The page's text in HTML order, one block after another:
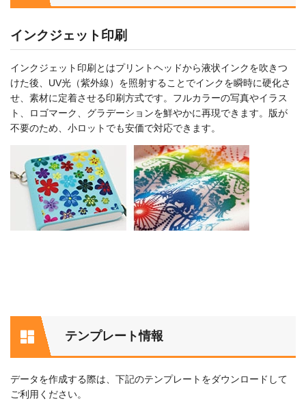
インクジェット印刷
インクジェット印刷とはプリントヘッドから液状インクを吹きつ
けた後、UV光（紫外線）を照射することでインクを瞬時に硬化さ
せ、素材に定着させる印刷方式です。フルカラーの写真やイラス
ト、ロゴマーク、グラデーションを鮮やかに再現できます。版が
不要のため、小ロットでも安価で対応できます。
テンプレート情報
データを作成する際は、下記のテンプレートをダウンロードして
ご利用ください。